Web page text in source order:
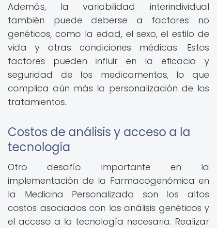
Además, la variabilidad interindividual
también puede deberse a factores no
genéticos, como la edad, el sexo, el estilo de
vida y otras condiciones médicas. Estos
factores pueden influir en la eficacia y
seguridad de los medicamentos, lo que
complica aún más la personalización de los
tratamientos.
Costos de análisis y acceso a la
tecnología
Otro desafío importante en la
implementación de la Farmacogenómica en
la Medicina Personalizada son los altos
costos asociados con los análisis genéticos y
el acceso a la tecnología necesaria. Realizar